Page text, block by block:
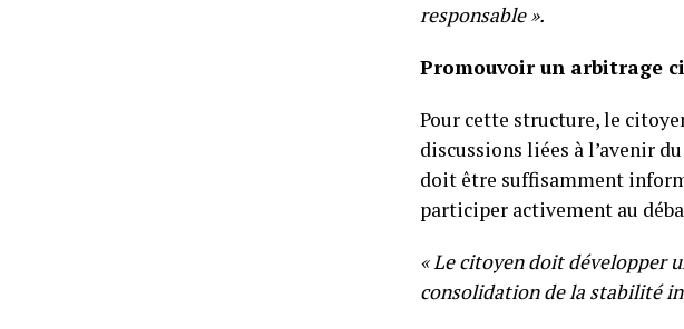
responsable ».
Promouvoir un arbitrage
Pour cette structure, le
discussions liées à l’avenir
doit être suffisamment
participer activement au
« Le citoyen doit développer
consolidation de la stabilité